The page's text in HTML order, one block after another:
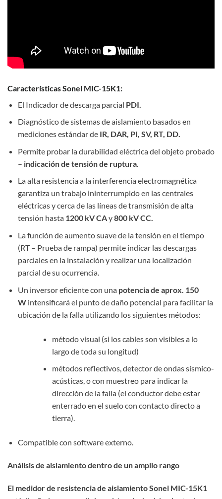
Características Sonel MIC-15K1:
El Indicador de descarga parcial PDI.
Diagnóstico de sistemas de aislamiento basados en
mediciones estándar de IR, DAR, PI, SV, RT, DD.
Permite probar la durabilidad eléctrica del objeto probado
– indicación de tensión de ruptura.
La alta resistencia a la interferencia electromagnética
garantiza un trabajo ininterrumpido en las centrales
eléctricas y cerca de las líneas de transmisión de alta
tensión hasta 1200 kV CAy800 kV CC.
La función de aumento suave de la tensión en el tiempo
(RT – Prueba de rampa) permite indicar las descargas
parciales en la instalación y realizar una localización
parcial de su ocurrencia.
Un inversor eficiente con una potencia de aprox. 150
Wintensificará el punto de daño potencial para facilitar la
ubicación de la falla utilizando los siguientes métodos:
método visual (si los cables son visibles a lo
largo de toda su longitud)
métodos reflectivos, detector de ondas sísmico-
acústicas, o con muestreo para indicar la
dirección de la falla (el conductor debe estar
enterrado en el suelo con contacto directo a
tierra).
Compatible con software externo.
Análisis de aislamiento dentro de un amplio rango
El medidor de resistencia de aislamiento Sonel MIC-15K1